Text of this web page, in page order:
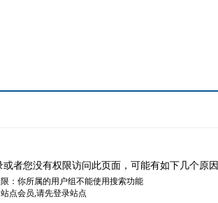
或者您没有权限访问此页面，可能有如下几个原因
：你所属的用户组不能使用搜索功能
点会员,请先登录站点